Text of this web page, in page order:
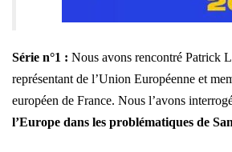
Série n°1 : Nous avons rencontré Patrick
représentant de l’Union Européenne et
européen de France. Nous l’avons
l’Europe dans les problématiques de